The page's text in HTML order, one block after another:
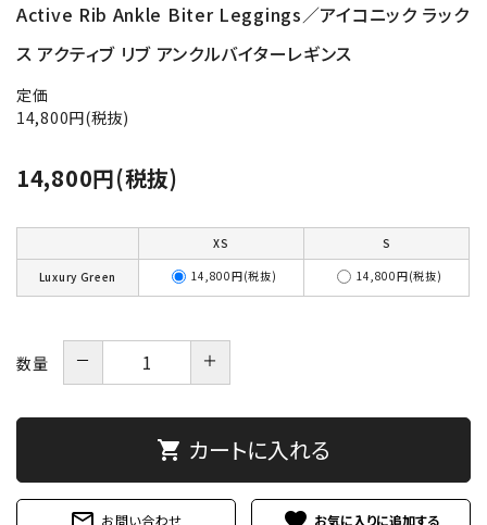
Active Rib Ankle Biter Leggings／アイコニック ラック
ス アクティブ リブ アンクルバイターレギンス
定価
14,800円(税抜)
14,800円(税抜)
XS S
Luxury Green 14,800円(税抜) 14,800円(税抜)
数量 － ＋
shopping_cart カートに入れる
お問い合わせ